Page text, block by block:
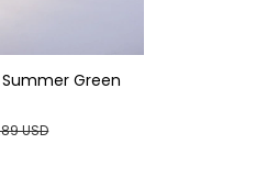
Green
USD